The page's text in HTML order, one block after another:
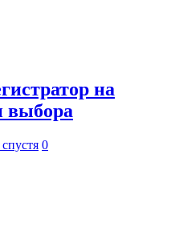
на
выбора
0